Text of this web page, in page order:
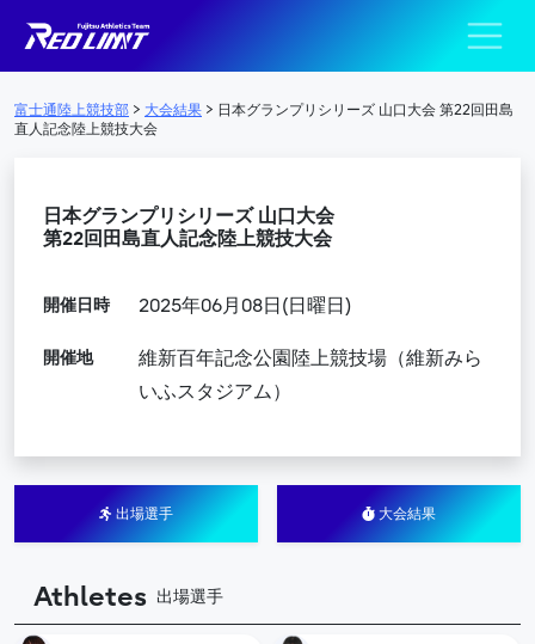
メインナビゲーション
陸上競技部 –
富士通陸上競技部 > 大会結果 > 日本グランプリシリーズ 山口大会 第22回田島
直人記念陸上競技大会
日本グランプリシリーズ 山口大会
第22回田島直人記念陸上競技大会
開催日時 2025年06月08日(日曜日)
開催地
維新百年記念公園陸上競技場（維新みら
いふスタジアム）
出場選手 大会結果
Athletes 出場選手